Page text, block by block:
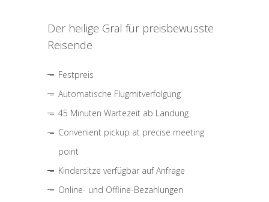
Der heilige Gral für preisbewusste
Reisende
Festpreis
Automatische Flugmitverfolgung
45 Minuten Wartezeit ab Landung
Convenient pickup at precise meeting
point
Kindersitze verfügbar auf Anfrage
Online- und Offline-Bezahlungen